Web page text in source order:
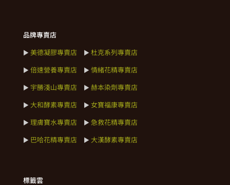
品牌專賣店
► 美德凝膠專賣店 ► 杜克系列專賣店
► 倍速營養專賣店 ► 情緒花精專賣店
► 宇勝淺山專賣店 ► 赫本染劑專賣店
► 大和酵素專賣店 ► 女寶福康專賣店
► 理膚寶水專賣店 ► 急救花精專賣店
► 巴哈花精專賣店 ► 大漢酵素專賣店
標籤雲